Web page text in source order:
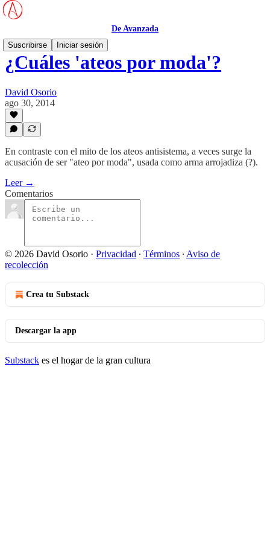
De Avanzada
Suscribirse
Iniciar sesión
¿Cuáles 'ateos por moda'?
David Osorio
ago 30, 2014
En contraste con el mito de los ateos antisistema, a veces surge la
acusación de ser "ateo por moda", usada como arma arrojadiza (?).
Leer →
Comentarios
© 2026 David Osorio · Privacidad ∙ Términos ∙ Aviso de
recolección
Crea tu Substack
Descargar la app
Substack es el hogar de la gran cultura